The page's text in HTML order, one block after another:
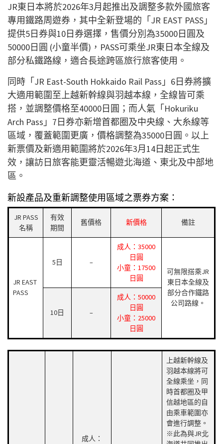
JR東日本將於2026年3月起推出及調整多款外國旅客
專用鐵路周遊券，其中全新登場的「JR EAST PASS」
提供5日券與10日券選擇，售價分別為35000日圓及
50000日圓 (小童半價)，PASS可乘坐JR東日本全線及
部分私鐵路線，適合長途跨區旅行旅客使用。
同時「JR East-South Hokkaido Rail Pass」6日券將擴
大適用範圍至上越新幹線與羽越本線，全線皆可乘
搭，並調整價格至40000日圓；而人氣「Hokuriku
Arch Pass」7日券亦新增首都圈及中央線、大糸線等
區域，覆蓋範圍更廣，價格調整為35000日圓。以上
新票價及新適用範圍將於2026年3月14日起正式生
效，讓訪日旅客能更靈活暢遊北海道、東北及中部地
區。
新設產品及重新調整使用區域之票券方案：
JR PASS
名稱
有效
期間
舊價格 新價格 備註
JR EAST
PASS
5日 –
成人：35000
日圓
小童：17500
日圓
可無限搭乘JR
東日本全線及
部分合作鐵路
公司路線。
10日
–
成人：50000
日圓
小童：25000
日圓
成人：
上越新幹線及
羽越本線將可
全線乘坐，同
時首都圈及甲
信越地區的自
由乘車範圍亦
會進行調整。
※此為與JR北